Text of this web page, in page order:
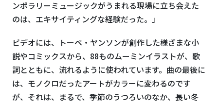
ンポラリーミュージックがうまれる現場に立ち会えた
のは、エキサイティングな経験だった。」
ビデオには、トーベ・ヤンソンが創作した様ざまな小
説やコミックスから、88ものムーミンイラストが、歌
詞とともに、流れるように使われています。曲の最後に
は、モノクロだったアートがカラーに変わるのです
が、それは、まるで、季節のうつろいのなか、長い冬